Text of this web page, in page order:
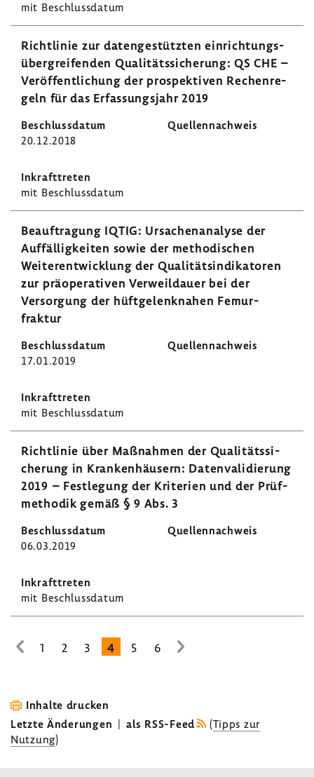
mit Beschluss­datum
Richt­linie zur daten­ge­stützten einrich­tungs­
über­grei­fenden Quali­täts­si­che­rung: QS CHE –
Veröf­fent­li­chung der prospek­tiven Rechen­re­
geln für das Erfas­sungs­jahr 2019
20.12.2018
mit Beschluss­datum
Beauf­tra­gung IQTIG: Ursa­chen­ana­lyse der
Auffäl­lig­keiten sowie der metho­di­schen
Weiter­ent­wick­lung der Quali­täts­in­di­ka­toren
zur präope­ra­tiven Verweil­dauer bei der
Versor­gung der hüft­ge­lenk­nahen Femur­
fraktur
17.01.2019
mit Beschluss­datum
Richt­linie über Maßnahmen der Quali­täts­si­
che­rung in Kran­ken­häu­sern: Daten­va­li­die­rung
2019 – Fest­le­gung der Krite­rien und der Prüf­
me­thodik gemäß § 9 Abs. 3
06.03.2019
mit Beschluss­datum
zur
Seite
1 2 3 4 5 6
zur
Inhalte drucken
Letzte Änderungen | als RSS-Feed (Tipps zur
Nutzung)